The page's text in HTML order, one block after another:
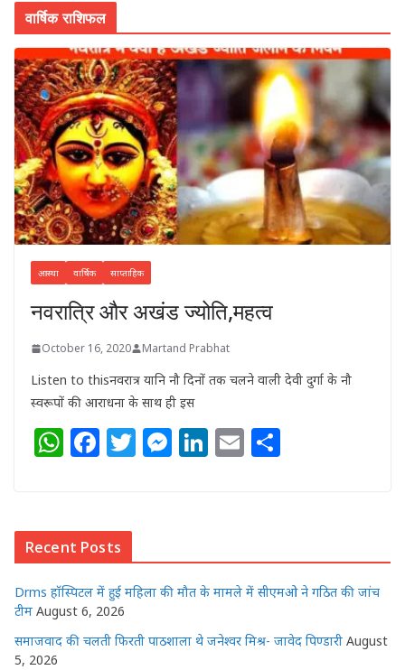
वार्षिक राशिफल
आस्था वार्षिक साप्ताहिक
नवरात्रि और अखंड ज्योति,महत्व
October 16, 2020 Martand Prabhat
Listen to thisनवरात्र यानि नौ दिनों तक चलने वाली देवी दुर्गा के नौ
स्वरूपों की आराधना के साथ ही इस
W
s
A
p
p
F
e
b
o
o
k
T
r
M
n
g
r
Li
dI
n
E
Recent Posts
Drms हॉस्पिटल में हुई महिला की मौत के मामले में सीएमओ ने गठित की जांच
टीम August 6, 2026
समाजवाद की चलती फिरती पाठशाला थे जनेश्वर मिश्र- जावेद पिण्डारी August
5, 2026